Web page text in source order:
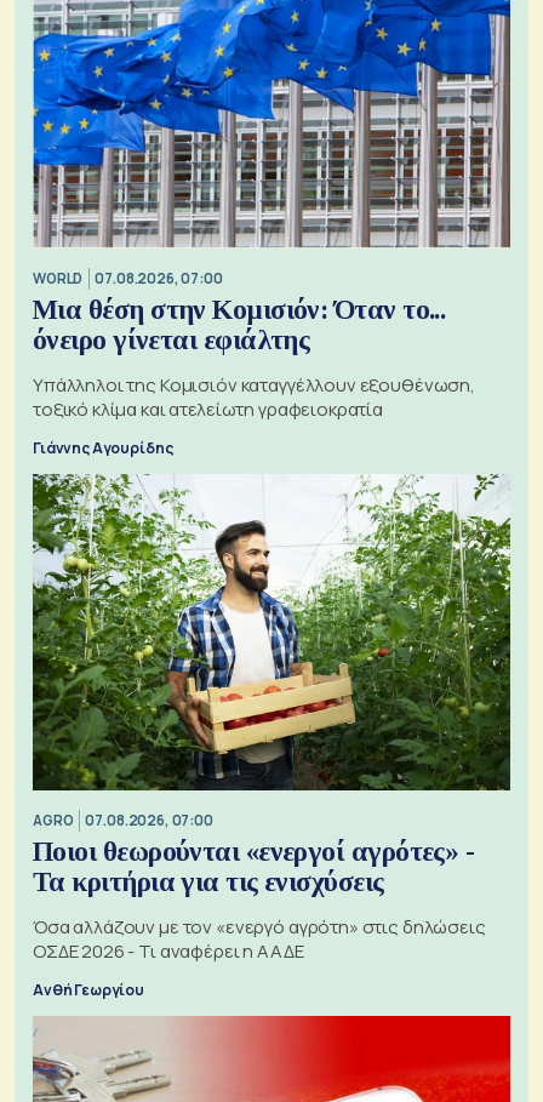
WORLD 07.08.2026, 07:00
Μια θέση στην Κομισιόν: Όταν το...
όνειρο γίνεται εφιάλτης
Υπάλληλοι της Κομισιόν καταγγέλλουν εξουθένωση,
τοξικό κλίμα και ατελείωτη γραφειοκρατία
Γιάννης Αγουρίδης
AGRO 07.08.2026, 07:00
Ποιοι θεωρούνται «ενεργοί αγρότες» -
Τα κριτήρια για τις ενισχύσεις
Όσα αλλάζουν με τον «ενεργό αγρότη» στις δηλώσεις
ΟΣΔΕ 2026 - Τι αναφέρει η ΑΑΔΕ
Ανθή Γεωργίου